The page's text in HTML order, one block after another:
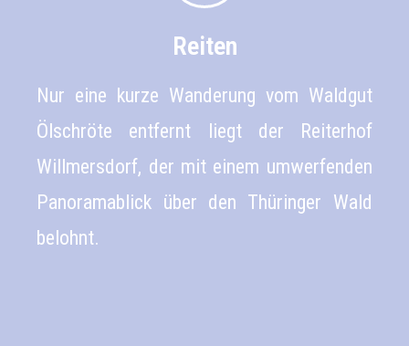
Reiten
Nur eine kurze Wanderung vom Waldgut
Ölschröte entfernt liegt der Reiterhof
Willmersdorf, der mit einem umwerfenden
Panoramablick über den Thüringer Wald
belohnt.